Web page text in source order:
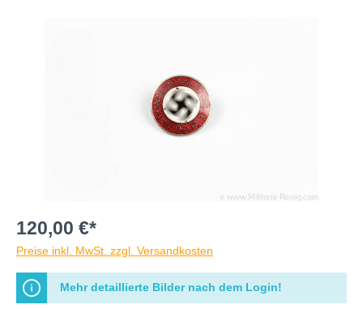
120,00 €*
Preise inkl. MwSt. zzgl. Versandkosten
Mehr detaillierte Bilder nach dem Login!